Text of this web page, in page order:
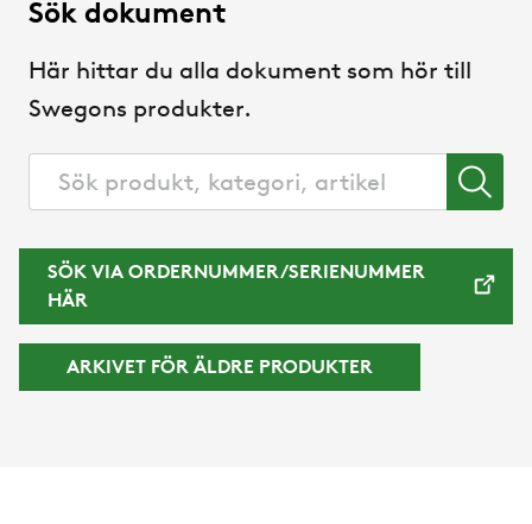
Sök dokument
Här hittar du alla dokument som hör till
Swegons produkter.
SÖK VIA ORDERNUMMER/SERIENUMMER
HÄR
ARKIVET FÖR ÄLDRE PRODUKTER